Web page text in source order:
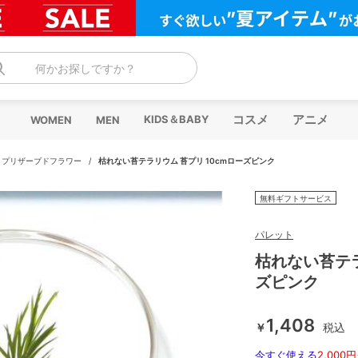
何かお探しですか？
WOMEN MEN KIDS＆BABY コスメ アニメ
プリザーブドフラワー / 枯れない苔テラリウム 苔プリ 10cmローズピンク
無料ギフトサービス
パレット
枯れない苔テ
ズピンク
￥1,408 税込
今すぐ使える2,000円